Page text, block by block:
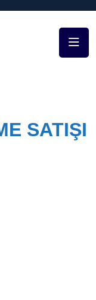
SATIŞI